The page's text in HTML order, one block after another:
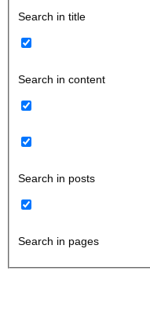
Search in title
Search in content
Search in posts
Search in pages